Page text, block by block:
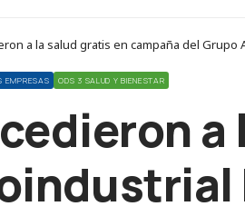
a la salud gratis en campaña del Grupo
EMPRESAS ODS 3 SALUD Y BIENESTAR